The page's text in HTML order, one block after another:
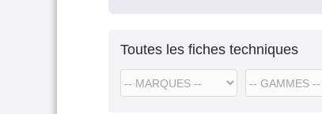
Toutes les fiches techniques